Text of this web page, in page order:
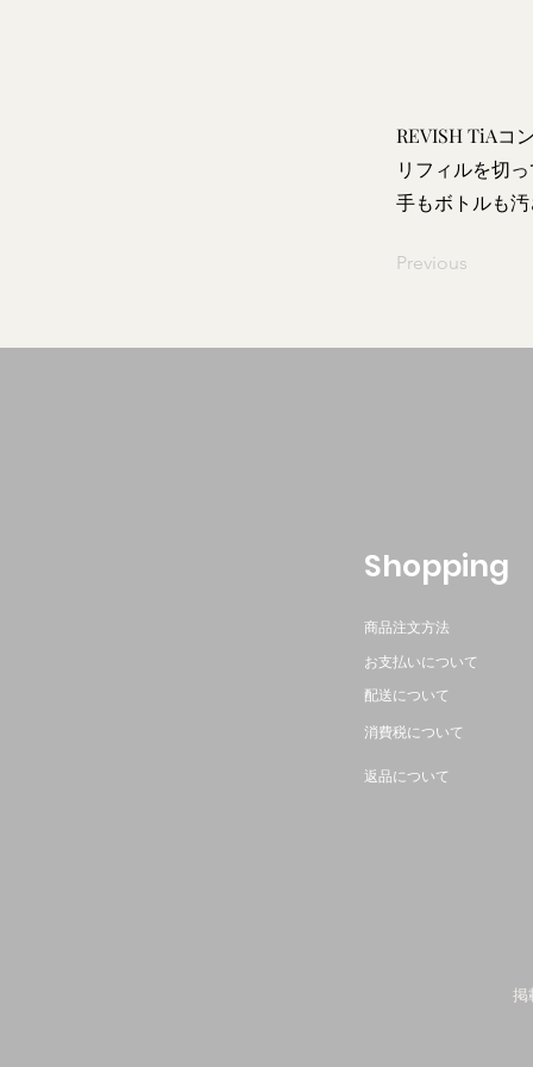
REVISH TiAコ
リフィルを切
手もボトルも
Previous
​Shopping
商品注文方法
お支払いについて
配送について
消費税について
返品について
掲